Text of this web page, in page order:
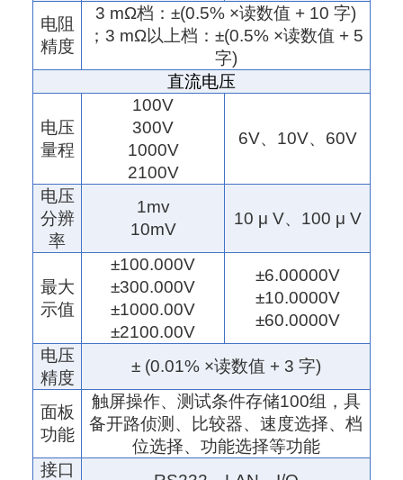
电阻
精度
3 mΩ档： ±(0.5% ×读数值 + 10 字)
； 3 mΩ以上档： ±(0.5% ×读数值 + 5
字)
直流电压
电压
量程
100V
300V
1000V
2100V
6V、 10V、 60V
电压
分辨
率
1mv
10mV
10 μ V、 100 μ V
最大
示值
±100.000V
±300.000V
±1000.00V
±2100.00V
±6.00000V
±10.0000V
±60.0000V
电压
精度
± (0.01% ×读数值 + 3 字)
面板
功能
触屏操作、测试条件存储100组，具
备开路侦测、比较器、速度选择、档
位选择、功能选择等功能
接口